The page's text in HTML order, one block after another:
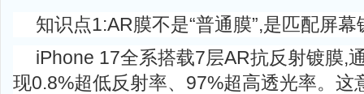
知识点1:AR膜不是“普通膜”,是匹配屏幕
iPhone 17全系搭载7层AR抗反射镀膜,
现0.8%超低反射率、97%超高透光率。这